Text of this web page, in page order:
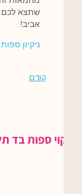
שתצא לכם
אביב!
ניקיון ספות TCLN בפייסבוק
קודם
ניקוי ספות בד